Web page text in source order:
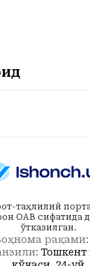
таҳлилий
ОАВ сифатида
ўтказилган.
рақами:
Тошкент